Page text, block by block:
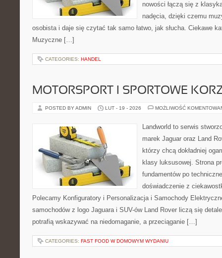
nowości łączą się z
nadęcia, dzięki czemu
osobista i daje się czytać tak samo łatwo, jak słucha. Ciekawe
Muzyczne […]
CATEGORIES: HANDEL
MOTORSPORT I SPORTOWE
POSTED BY ADMIN LUT - 19 - 2026 MOŻLIWOŚĆ
Landworld to serwis
marek Jaguar oraz Land
którzy chcą dokładniej
klasy luksusowej. Strona
fundamentów po
doświadczenie z
Polecamy Konfiguratory i Personalizacja i Samochody
samochodów z logo Jaguara i SUV-ów Land Rover liczą się
potrafią wskazywać na niedomaganie, a przeciąganie […]
CATEGORIES: FAST FOOD W DOMOWYM WYDANIU